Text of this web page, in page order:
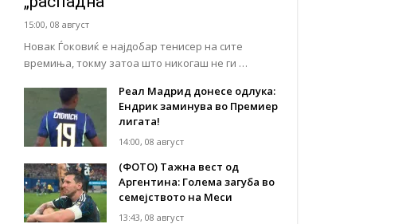
15:00, 08 август
Новак Ѓоковиќ е најдобар тенисер на сите
времиња, токму затоа што никогаш не ги …
Реал Мадрид донесе одлука:
Eндрик заминува во Премиер
лигата!
14:00, 08 август
(ФОТО) Тажна вест од
Аргентина: Голема загуба во
семејството на Меси
13:43, 08 август